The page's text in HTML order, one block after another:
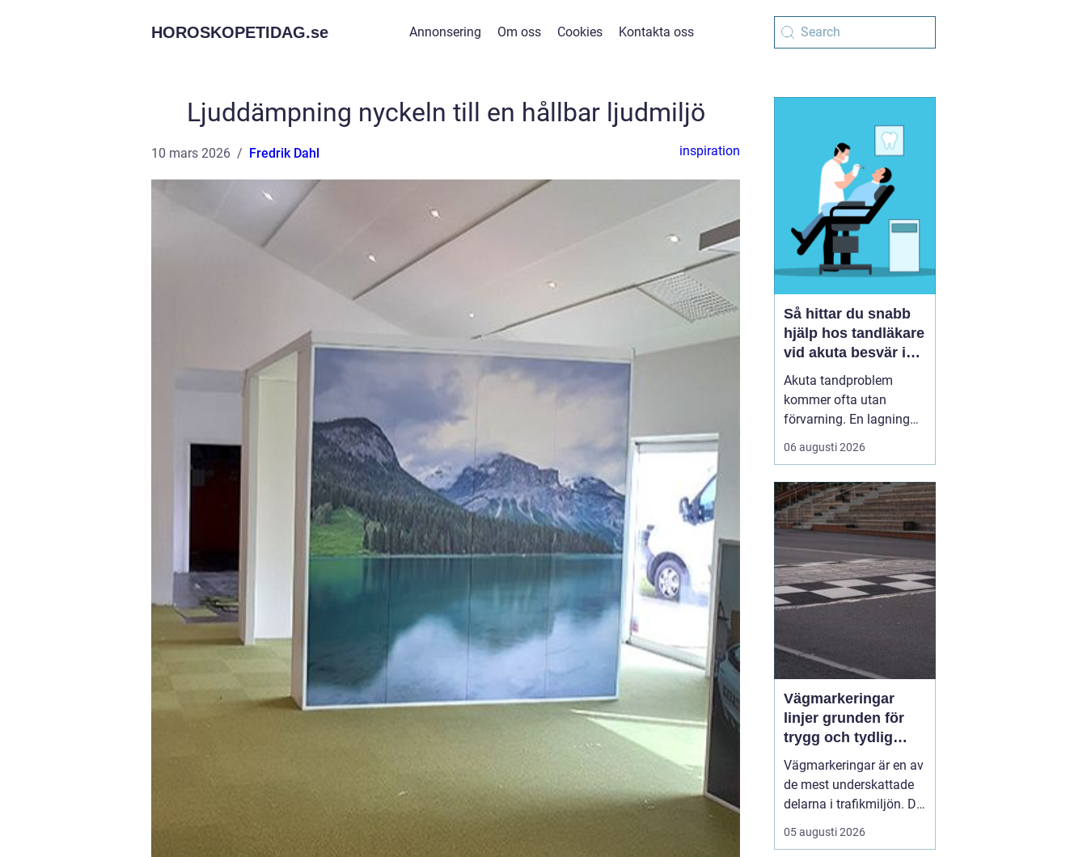
HOROSKOPETIDAG.se Annonsering Om oss Cookies Kontakta oss
Ljuddämpning nyckeln till en hållbar ljudmiljö
10 mars 2026 Fredrik Dahl inspiration
Så hittar du snabb
hjälp hos tandläkare
vid akuta besvär i
malmö
Akuta tandproblem
kommer ofta utan
förvarning. En lagning
lossnar under lunchen,
en tand går av under en
värk blir plötsligt så
stark att sömnen störs.
Då uppstårbeho...
06 augusti 2026
Vägmarkeringar
linjer grunden för
trygg och tydlig
trafik
Vägmarkeringar är en av
de mest underskattade
delarna i trafikmiljön. De
syns överallt, men märks
ofta först när de saknas
05 augusti 2026